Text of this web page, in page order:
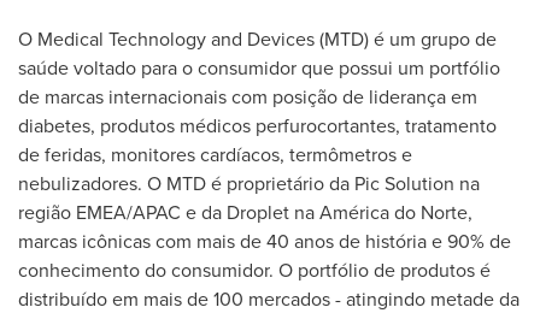
O Medical Technology and Devices (MTD) é um grupo de
saúde voltado para o consumidor que possui um portfólio
de marcas internacionais com posição de liderança em
diabetes, produtos médicos perfurocortantes, tratamento
de feridas, monitores cardíacos, termômetros e
nebulizadores. O MTD é proprietário da Pic Solution na
região EMEA/APAC e da Droplet na América do Norte,
marcas icônicas com mais de 40 anos de história e 90% de
conhecimento do consumidor. O portfólio de produtos é
distribuído em mais de 100 mercados - atingindo metade da